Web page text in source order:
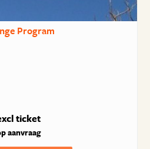
Program
ticket
aanvraag